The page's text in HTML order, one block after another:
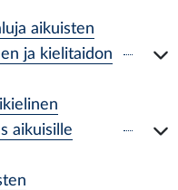
aikuisten
ja kielitaidon
aikuisille